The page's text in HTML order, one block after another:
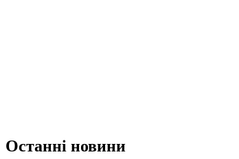
Останні новини